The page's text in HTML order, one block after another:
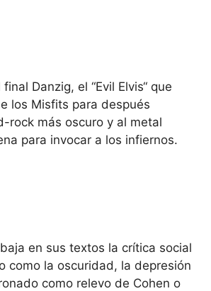
Danzig, el “Evil Elvis“ que
los Misfits para después
rock más oscuro y al metal
para invocar a los infiernos.
en sus textos la crítica social
como la oscuridad, la depresión
como relevo de Cohen o